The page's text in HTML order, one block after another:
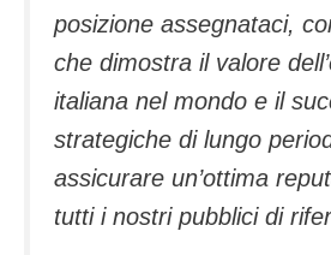
posizione assegnataci,
che dimostra il valore
italiana nel mondo e il
strategiche di lungo
assicurare un’ottima
tutti i nostri pubblici di